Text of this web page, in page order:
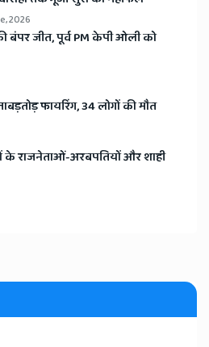
2026
बंपर जीत, पूर्व PM केपी ओली को
फायरिंग, 34 लोगों की मौत
राजनेताओं-अरबपतियों और शाही